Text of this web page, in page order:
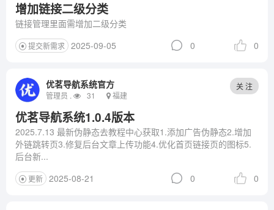
增加链接二级分类
链接管理里面需增加二级分类
提交新需求 2025-09-05 0 0
优茗导航系统官方
管理员 . 31 福建
关 注
优茗导航系统1.0.4版本
2025.7.13 最新伪静态去教程中心获取1.添加广告伪静态2.增加
外链跳转页3.修复后台文章上传功能4.优化首页链接页的图标5.
后台新...
更新 2025-08-21 0 0